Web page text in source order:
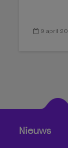
9 april
Nieuws